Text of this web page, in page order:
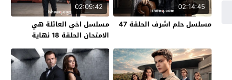
02:14:45
مسلسل حلم اشرف الحلقة 47
02:09:42
مسلسل اخي العائلة هي
الامتحان الحلقة 18 نهاية
الموسم